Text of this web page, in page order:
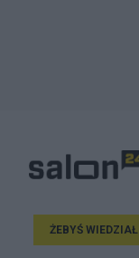
ŻEBYŚ WIEDZIAŁ